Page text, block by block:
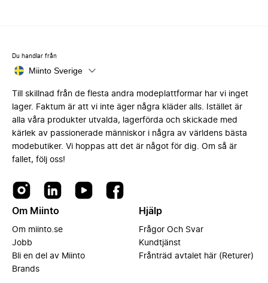
Du handlar från
Miinto Sverige
Till skillnad från de flesta andra modeplattformar har vi inget
lager. Faktum är att vi inte äger några kläder alls. Istället är
alla våra produkter utvalda, lagerförda och skickade med
kärlek av passionerade människor i några av världens bästa
modebutiker. Vi hoppas att det är något för dig. Om så är
fallet, följ oss!
Om Miinto
Om miinto.se
Jobb
Bli en del av Miinto
Brands
Hjälp
Frågor Och Svar
Kundtjänst
Frånträd avtalet här (Returer)